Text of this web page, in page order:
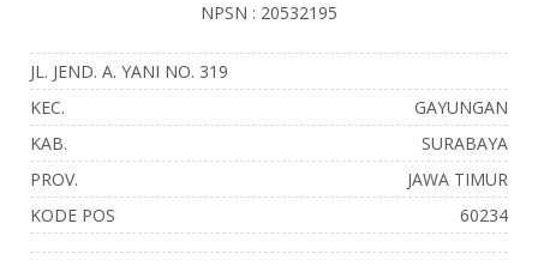
NPSN : 20532195
JL. JEND. A. YANI NO. 319
KEC.
GAYUNGAN
KAB.
SURABAYA
PROV.
JAWA TIMUR
KODE POS
60234